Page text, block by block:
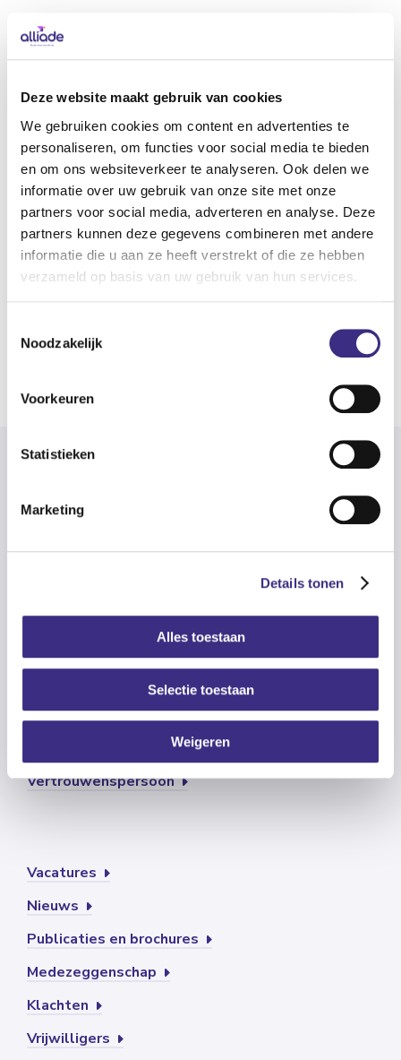
Deze website maakt gebruik van cookies
We gebruiken cookies om content en advertenties te
personaliseren, om functies voor social media te bieden
en om ons websiteverkeer te analyseren. Ook delen we
informatie over uw gebruik van onze site met onze
partners voor social media, adverteren en analyse. Deze
partners kunnen deze gegevens combineren met andere
informatie die u aan ze heeft verstrekt of die ze hebben
verzameld op basis van uw gebruik van hun services.
Noodzakelijk
Voorkeuren
Statistieken
Marketing
Details tonen
Alles toestaan
Selectie toestaan
Weigeren
Telefoon
E-mail
Bericht*
Aanmelden
Praktische informatie voor (nieuwe) cliënten
Bekijk onze locaties
Info voor verwijzers
Vertrouwenspersoon
Vacatures
Nieuws
Publicaties en brochures
Medezeggenschap
Klachten
Vrijwilligers